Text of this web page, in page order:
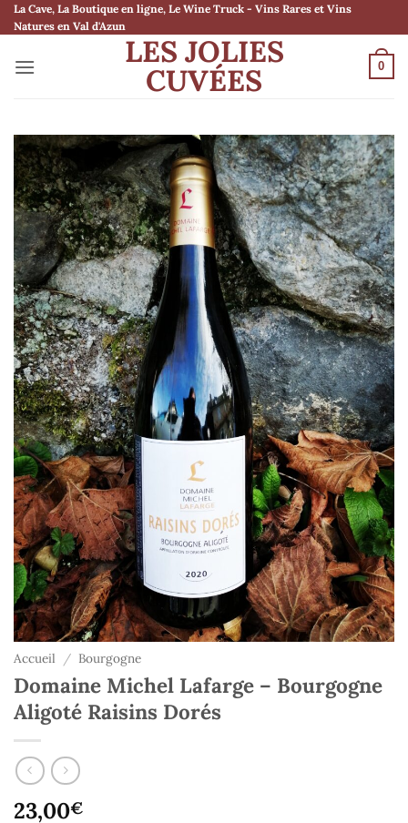
Passer
au
La Cave, La Boutique en ligne, Le Wine Truck - Vins Rares et Vins
Natures en Val d'Azun
LES JOLIES
CUVÉES 0
Accueil / Bourgogne
Domaine Michel Lafarge – Bourgogne
Aligoté Raisins Dorés
23,00€